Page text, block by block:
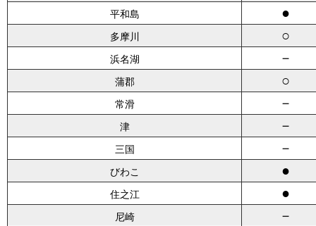
平和島 ●
多摩川 ○
浜名湖 －
蒲郡 ○
常滑 －
津 －
三国 －
びわこ ●
住之江 ●
尼崎 －